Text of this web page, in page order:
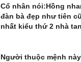
Cổ nhân nói:Hồng
đàn bà đẹp như tiên
nhất kiểu thứ 2 nhà
Người thuộc mệnh